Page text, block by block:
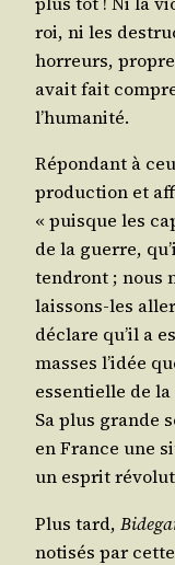
roi, ni les
hor­reurs,
avait fait
l’humanité.
Répon­dant à
pro­duc­tion et
« puisque les
de la guerre,
ten­dront ; nous
lais­sons-les
déclare qu’il a
masses l’i­dée
essen­tielle de
Sa plus grande
en France une
un esprit
Plus tard,
no­ti­sés par